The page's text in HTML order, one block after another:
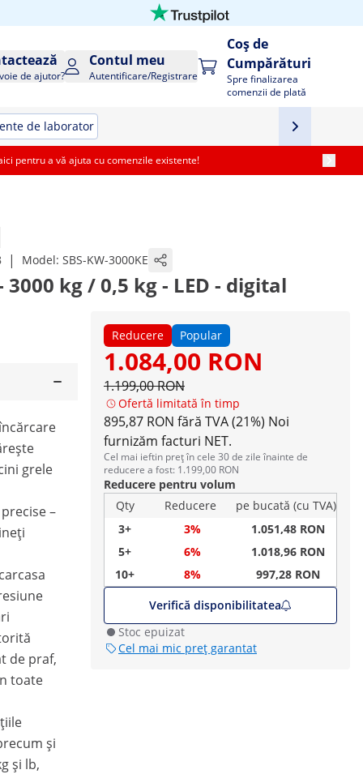
de ajutor?
Contul meu
Autentificare/Registrare
Coș de
Cumpărături
Spre finalizarea
comenzii de plată
de laborator
pentru a vă ajuta cu comenzile existente!
| Model: SBS-KW-3000KE
kg / 0,5 kg - LED - digital
Reducere Popular
1.084,00 RON
1.199,00 RON
Ofertă limitată în timp
895,87 RON fără TVA (21%) Noi
furnizăm facturi NET.
Cel mai ieftin preț în cele 30 de zile înainte de
reducere a fost: 1.199,00 RON
Reducere pentru volum
Qty
Reducere
pe bucată (cu TVA)
3+
3%
1.051,48 RON
5+
6%
1.018,96 RON
10+
8%
997,28 RON
Verifică disponibilitatea
Stoc epuizat
Cel mai mic preț garantat
grele
–
de praf,
toate
și
și lb,